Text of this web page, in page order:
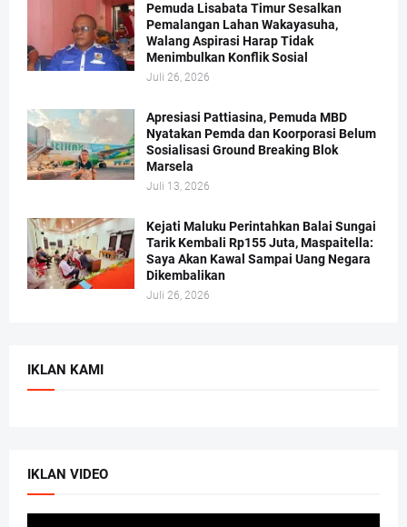
Pemuda Lisabata Timur Sesalkan
Pemalangan Lahan Wakayasuha,
Walang Aspirasi Harap Tidak
Menimbulkan Konflik Sosial
Juli 26, 2026
Apresiasi Pattiasina, Pemuda MBD
Nyatakan Pemda dan Koorporasi Belum
Sosialisasi Ground Breaking Blok
Marsela
Juli 13, 2026
Kejati Maluku Perintahkan Balai Sungai
Tarik Kembali Rp155 Juta, Maspaitella:
Saya Akan Kawal Sampai Uang Negara
Dikembalikan
Juli 26, 2026
IKLAN KAMI
IKLAN VIDEO